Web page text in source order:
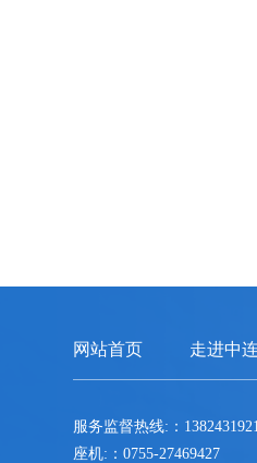
网站首页 走进中
服务监督热线:：
座机:：0755-27469427